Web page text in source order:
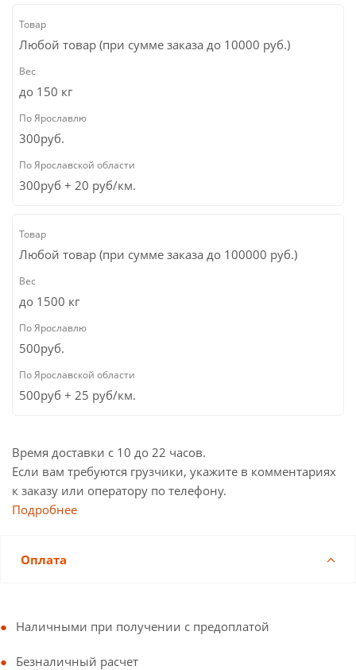
Любой товар (при сумме заказа до 10000 руб.)
до 150 кг
300руб.
300руб + 20 руб/км.
Любой товар (при сумме заказа до 100000 руб.)
до 1500 кг
500руб.
500руб + 25 руб/км.
Время доставки с 10 до 22 часов.
Если вам требуются грузчики, укажите в комментариях
к заказу или оператору по телефону.
Подробнее
Оплата
Наличными при получении с предоплатой
Безналичный расчет